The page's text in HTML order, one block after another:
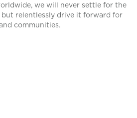
we will never settle for the
but relentlessly drive it forward for
communities.